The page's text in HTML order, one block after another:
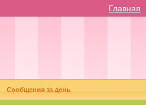
Главная
Сообщения за день